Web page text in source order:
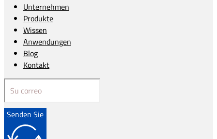
Unternehmen
Produkte
Wissen
Anwendungen
Blog
Kontakt
Senden Sie